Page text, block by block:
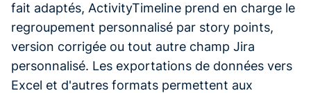
fait adaptés, ActivityTimeline prend en charge le
regroupement personnalisé par story points,
version corrigée ou tout autre champ Jira
personnalisé. Les exportations de données vers
Excel et d'autres formats permettent aux